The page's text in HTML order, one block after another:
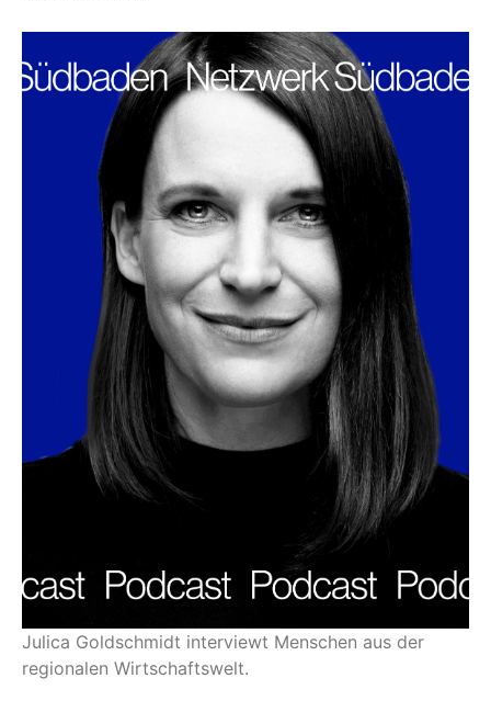
Julica Goldschmidt interviewt Menschen aus der
regionalen Wirtschaftswelt.